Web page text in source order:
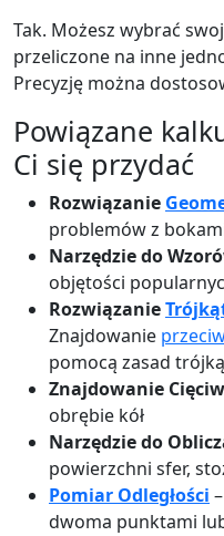
Tak. Możesz wybrać
przeliczone na inne
Precyzję można
Powiązane
Ci się przydać
Rozwiązanie
problemów z
Narzędzie do
objętości
Rozwiązanie
Znajdowanie
pomocą zasad
Znajdowanie
obrębie kół
Narzędzie do
powierzchni sfer,
Pomiar Odległości
dwoma punktami